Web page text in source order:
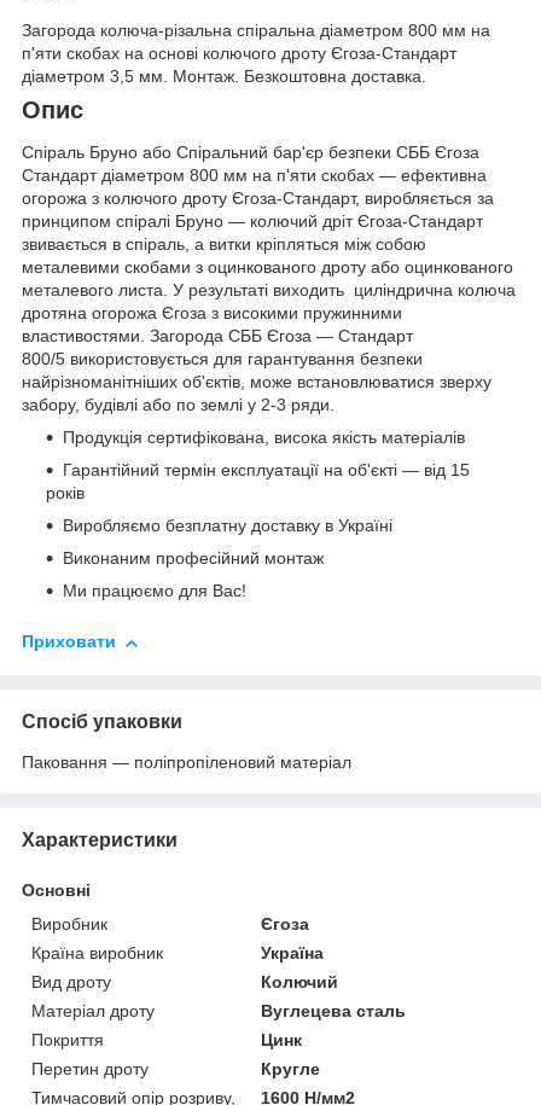
Загорода колюча-різальна спіральна діаметром 800 мм на
п'яти скобах на основі колючого дроту Єгоза-Стандарт
діаметром 3,5 мм. Монтаж. Безкоштовна доставка.
Опис
Спіраль Бруно або Спіральний бар'єр безпеки СББ Єгоза
Стандарт діаметром 800 мм на п'яти скобах — ефективна
огорожа з колючого дроту Єгоза-Стандарт, виробляється за
принципом спіралі Бруно — колючий дріт Єгоза-Стандарт
звивається в спіраль, а витки кріпляться між собою
металевими скобами з оцинкованого дроту або оцинкованого
металевого листа. У результаті виходить циліндрична колюча
дротяна огорожа Єгоза з високими пружинними
властивостями. Загорода СББ Єгоза — Стандарт
800/5 використовується для гарантування безпеки
найрізноманітніших об'єктів, може встановлюватися зверху
забору, будівлі або по землі у 2-3 ряди.
Продукція сертифікована, висока якість матеріалів
Гарантійний термін експлуатації на об'єкті — від 15
років
Виробляємо безплатну доставку в Україні
Виконаним професійний монтаж
Ми працюємо для Вас!
Приховати
Спосіб упаковки
Паковання — поліпропіленовий матеріал
Характеристики
Основні
Виробник
Єгоза
Країна виробник
Україна
Вид дроту
Колючий
Матеріал дроту
Вуглецева сталь
Покриття
Цинк
Перетин дроту
Кругле
Тимчасовий опір розриву,
1600 Н/мм2